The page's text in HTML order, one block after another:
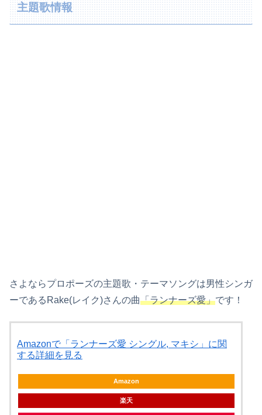
主題歌情報
さよならプロポーズの主題歌・テーマソングは男性シンガ
ーであるRake(レイク)さんの曲「ランナーズ愛」です！
Amazonで「ランナーズ愛 シングル, マキシ」に関
する詳細を見る
Amazon
楽天